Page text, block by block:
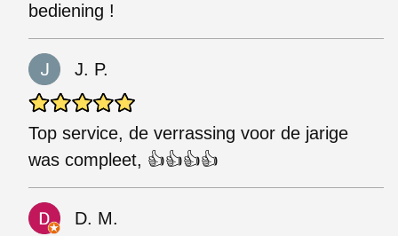
bediening !
J. P.
Top service, de verrassing voor de jarige
was compleet, 👍👍👍👍
D. M.